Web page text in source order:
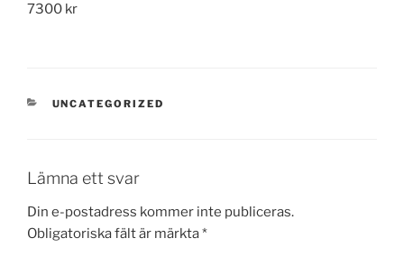
7300 kr
KATEGORIER
UNCATEGORIZED
Lämna ett svar
Din e-postadress kommer inte publiceras.
Obligatoriska fält är märkta*